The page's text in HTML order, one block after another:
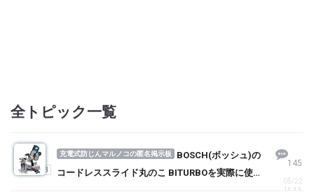
全トピック一覧
充電式防じんマルノコの匿名掲示板
BOSCH(ボッシュ)の
コードレススライド丸のこ BITURBOを実際に使っ
1 2 3
145
05/22
15:43